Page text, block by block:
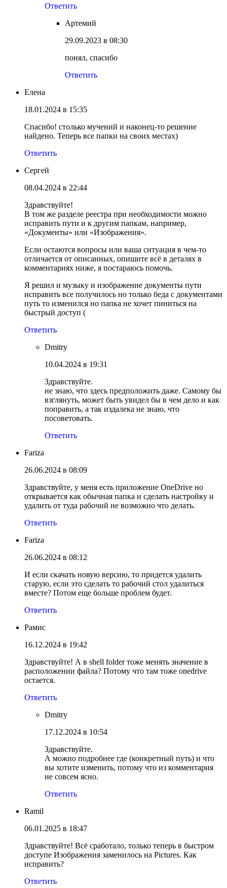
Ответить
Артемий
29.09.2023 в 08:30
понял, спасибо
Ответить
Елена
18.01.2024 в 15:35
Спасибо! столько мучений и наконец-то решение
найдено. Теперь все папки на своих местах)
Ответить
Сергей
08.04.2024 в 22:44
Здравствуйте!
В том же разделе реестра при необходимости можно
исправить пути и к другим папкам, например,
«Документы» или «Изображения».
Если остаются вопросы или ваша ситуация в чем-то
отличается от описанных, опишите всё в деталях в
комментариях ниже, я постараюсь помочь.
Я решил и музыку и изображение документы пути
исправить все получилось но только беда с документами
путь то изменился но папка не хочет пиниться на
быстрый доступ (
Ответить
Dmitry
10.04.2024 в 19:31
Здравствуйте.
не знаю, что здесь предположить даже. Самому бы
взглянуть, может быть увидел бы в чем дело и как
поправить, а так издалека не знаю, что
посоветовать.
Ответить
Fariza
26.06.2024 в 08:09
Здравствуйте, у меня есть приложение OneDrive но
открывается как обычная папка и сделать настройку и
удалить от туда рабочий не возможно что делать.
Ответить
Fariza
26.06.2024 в 08:12
И если скачать новую версию, то придется удалить
старую, если это сделать то рабочий стол удалиться
вместе? Потом еще больше проблем будет.
Ответить
Рамис
16.12.2024 в 19:42
Здравствуйте! А в shell folder тоже менять значение в
расположении файла? Потому что там тоже onedrive
остается.
Ответить
Dmitry
17.12.2024 в 10:54
Здравствуйте.
А можно подробнее где (конкретный путь) и что
вы хотите изменить, потому что из комментария
не совсем ясно.
Ответить
Ramil
06.01.2025 в 18:47
Здравствуйте! Всё сработало, только теперь в быстром
доступе Изображения заменилось на Pictures. Как
исправить?
Ответить